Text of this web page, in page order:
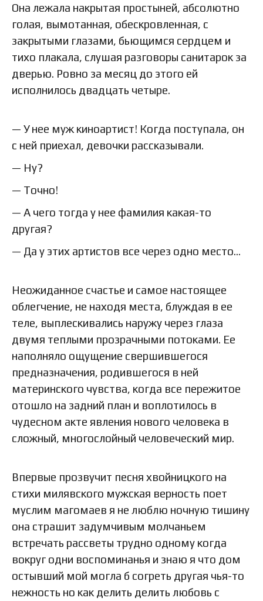
Она лежала накрытая простыней, абсолютно
голая, вымотанная, обескровленная, с
закрытыми глазами, бьющимся сердцем и
тихо плакала, слушая разговоры санитарок за
дверью. Ровно за месяц до этого ей
исполнилось двадцать четыре.
— У нее муж киноартист! Когда поступала, он
с ней приехал, девочки рассказывали.
— Ну?
— Точно!
— А чего тогда у нее фамилия какая-то
другая?
— Да у этих артистов все через одно место…
Неожиданное счастье и самое настоящее
облегчение, не находя места, блуждая в ее
теле, выплескивались наружу через глаза
двумя теплыми прозрачными потоками. Ее
наполняло ощущение свершившегося
предназначения, родившегося в ней
материнского чувства, когда все пережитое
отошло на задний план и воплотилось в
чудесном акте явления нового человека в
сложный, многослойный человеческий мир.
Впервые прозвучит песня хвойницкого на
стихи милявского мужская верность поет
муслим магомаев я не люблю ночную тишину
она страшит задумчивым молчаньем
встречать рассветы трудно одному когда
вокруг одни воспоминанья и знаю я что дом
остывший мой могла б согреть другая чья-то
нежность но как делить делить любовь с